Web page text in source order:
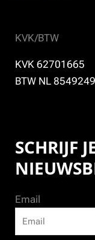
KVK/BTW
KVK 62701665
BTW NL
SCHRIJF
Email